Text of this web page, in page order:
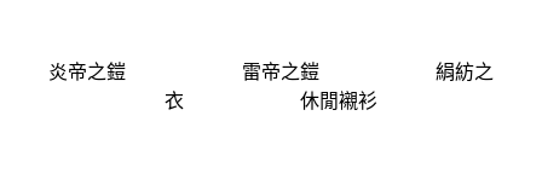
炎帝之鎧 雷帝之鎧 絹紡之
衣 休閒襯衫